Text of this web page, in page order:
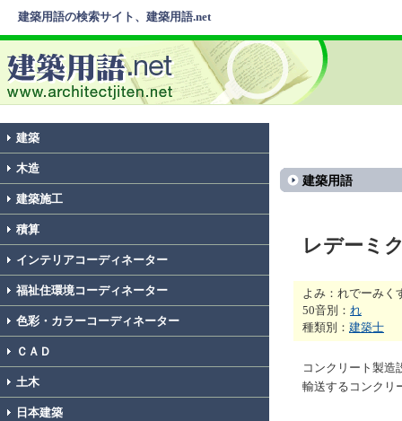
建築用語の検索サイト、建築用語.net
建築
木造
建築施工
積算
インテリアコーディネーター
福祉住環境コーディネーター
色彩・カラーコーディネーター
ＣＡＤ
土木
日本建築
建築用語
レデーミ
よみ：れでーみく
50音別： れ
種類別： 建築士
コンクリート製造
輸送するコンクリ